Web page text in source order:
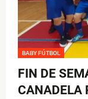
BABY FÚTBOL
FIN DE
CANADELA